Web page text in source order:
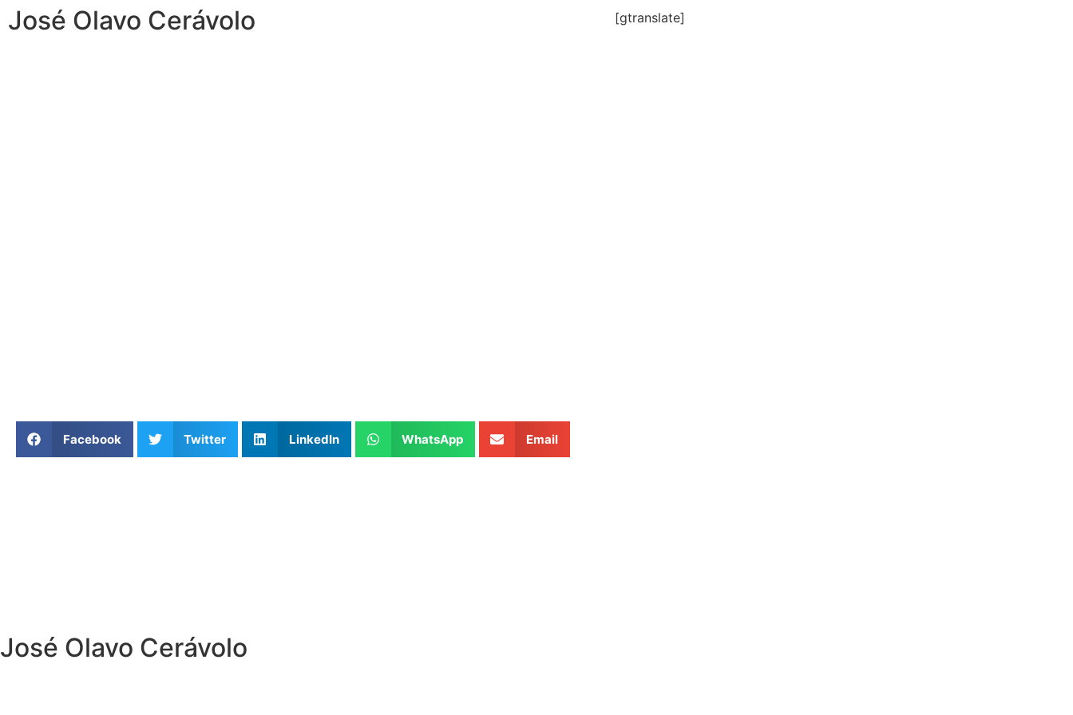
José Olavo Cerávolo [gtranslate]
Facebook Twitter LinkedIn WhatsApp Email
José Olavo Cerávolo